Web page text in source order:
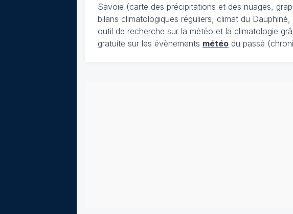
Savoie (carte des précipitations et des nuages,
bilans climatologiques réguliers, climat du
outil de recherche sur la météo et la climatologie
gratuite sur les évènements météo du passé